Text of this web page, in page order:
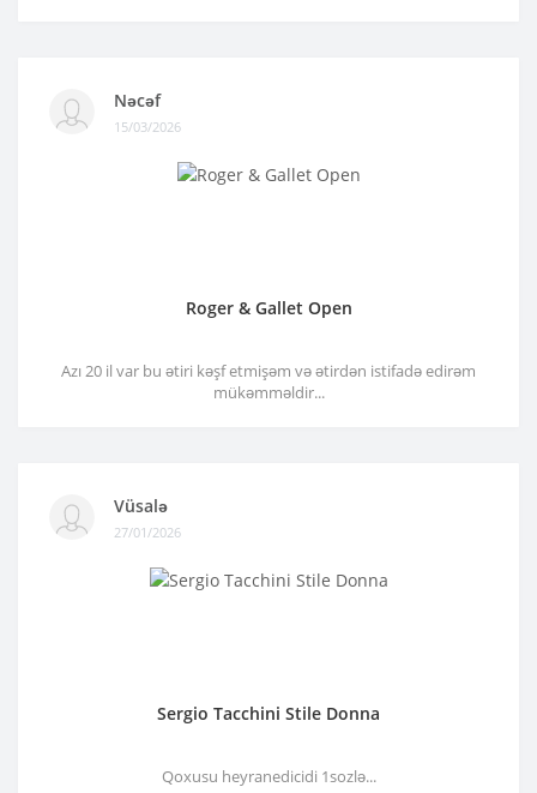
Nəcəf
15/03/2026
Roger & Gallet Open
Azı 20 il var bu ətiri kəşf etmişəm və ətirdən istifadə edirəm
mükəmməldir...
Vüsalə
27/01/2026
Sergio Tacchini Stile Donna
Qoxusu heyranedicidi 1sozlə...